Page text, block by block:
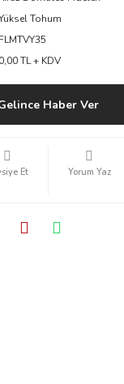
Tohum
FLMTVY35
0,00 TL + KDV
Haber Ver
Et Yorum Yaz